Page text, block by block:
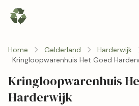
Home Gelderland
Harderwijk
Kringloopwarenhuis Het Goed
Kringloopwarenhuis
Harderwijk